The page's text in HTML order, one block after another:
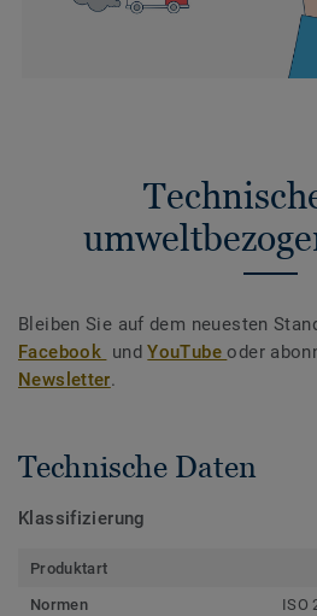
Bleiben Sie auf dem neuesten
Facebook undYouTubeoder
Newsletter.
Technische Daten
Klassifizierung
Produktart
Normen
ISO